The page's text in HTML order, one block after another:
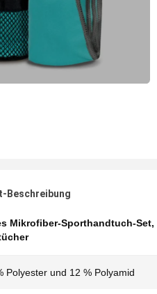
Beschreibung
Mikrofiber-Sporthandtuch-Set,
Polyester und 12 % Polyamid